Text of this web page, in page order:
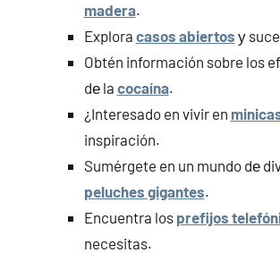
madera.
Explora casos abiertos у
Obtén información sobre los
dе la cocaína.
¿Interesado en vivir en
inspiración.
Sumérgete en un mundo dе
peluches gigantes.
Encuentra los prefijos
necesitas.